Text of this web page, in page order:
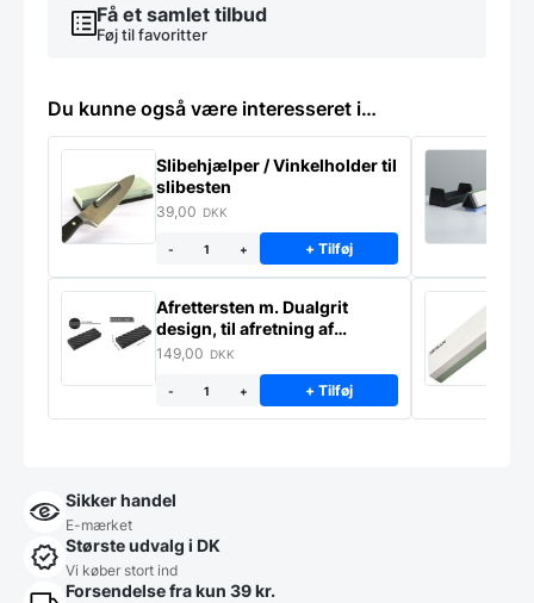
Få et samlet tilbud
Føj til favoritter
Du kunne også være interesseret i…
Slibehjælper / Vinkelholder til
slibesten
39,00 DKK
- + + Tilføj
Afrettersten m. Dualgrit
design, til afretning af
slibesten
149,00 DKK
- + + Tilføj
Sikker handel
E-mærket
Største udvalg i DK
Vi køber stort ind
Forsendelse fra kun 39 kr.